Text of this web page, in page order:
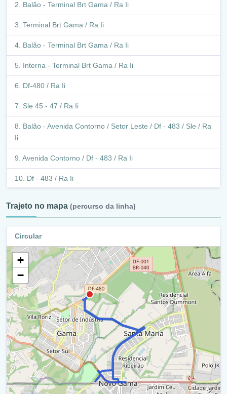
Balão - Terminal Brt Gama / Ra Ii
Terminal Brt Gama / Ra Ii
Balão - Terminal Brt Gama / Ra Ii
Interna - Terminal Brt Gama / Ra Ii
Df-480 / Ra Ii
Sle 45 - 47 / Ra Ii
Balão - Avenida Contorno / Setor Leste / Df - 483 / Sle / Ra
Ii
Avenida Contorno / Df - 483 / Ra Ii
Df - 483 / Ra Ii
Balão - Avenida Alagados (Qr 211) / Ra Xiii
Avenida Alagados / Ra Xiii
Ac 101 / Ra Xiii
Qr 100 / Ra Xiii
Retorno - Qr - 100 / Ra Xiii
Qr 100 / Ra Xiii
Df - 290 / Ra Xiii
Retorno - Df - 290 (Cidade Nova) / Ra Xiii
Df - 290 / Ra Ii
Trajeto no mapa (percurso da linha)
Circular
+
−